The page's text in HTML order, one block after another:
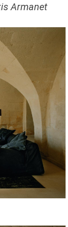
Armanet